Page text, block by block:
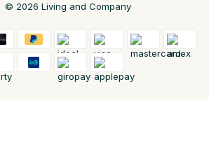
© 2026 Living and Company